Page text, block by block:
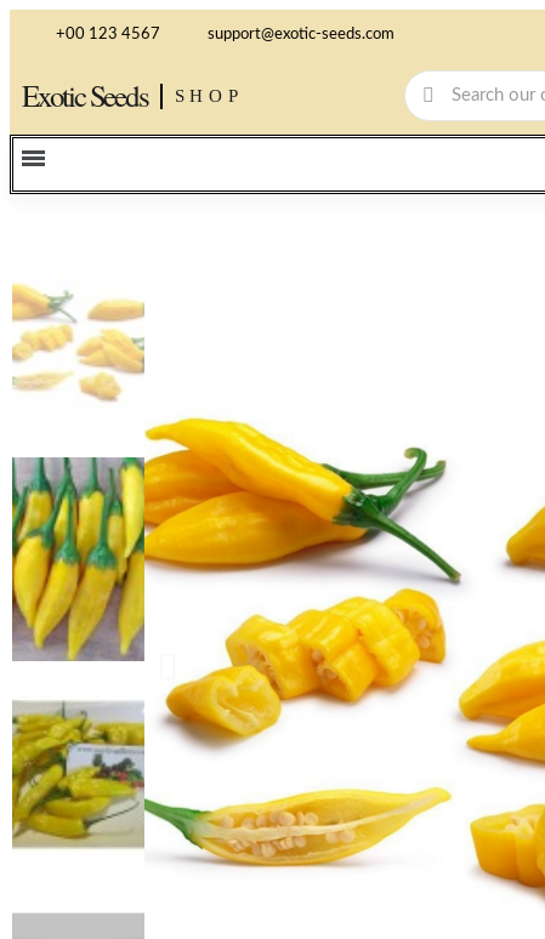
+00 123 4567 support@exotic-seeds.com
Exotic Seeds SHOP